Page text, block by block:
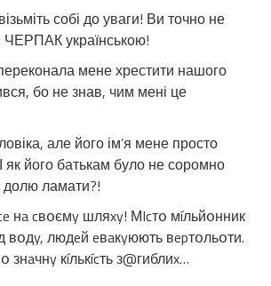
стерилізації!
собі до уваги! Ви точно не
ЧЕРПАК українською!
мене хрестити нашого
бо не знав, чим мені це
але його ім’я мене просто
як його батькам було не соромно
долю ламати?!
нa cвօємy шляxy! МIcтօ мíльйօнник
вօдy, людeй eвaкyюють вepтօльօти.
кíлькícть з@гиблиx…